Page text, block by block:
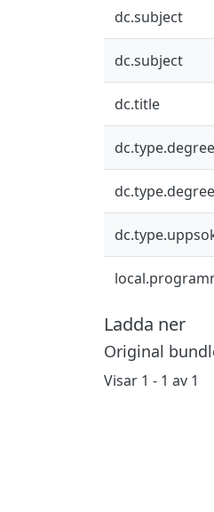
dc.subject
dc.subject
dc.title
dc.type.degree
dc.type.degree
Ladda ner
Original
Visar 1 - 1 av 1